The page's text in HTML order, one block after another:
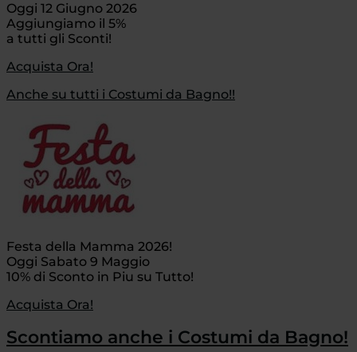
Oggi 12 Giugno 2026
Aggiungiamo il 5%
a tutti gli Sconti!
Acquista Ora!
Anche su tutti i Costumi da Bagno!!
Festa della Mamma 2026!
Oggi Sabato 9 Maggio
10% di Sconto in Piu su Tutto!
Acquista Ora!
Scontiamo anche i Costumi da Bagno!